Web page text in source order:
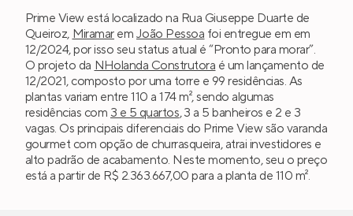
Prime View está localizado na Rua Giuseppe Duarte de
Queiroz, Miramar em João Pessoa foi entregue em em
12/2024, por isso seu status atual é “Pronto para morar”.
O projeto da NHolanda Construtora é um lançamento de
12/2021, composto por uma torre e 99 residências. As
plantas variam entre 110 a 174 m², sendo algumas
residências com 3 e 5 quartos, 3 a 5 banheiros e 2 e 3
vagas. Os principais diferenciais do Prime View são varanda
gourmet com opção de churrasqueira, atrai investidores e
alto padrão de acabamento. Neste momento, seu o preço
está a partir de R$ 2.363.667,00 para a planta de 110 m².